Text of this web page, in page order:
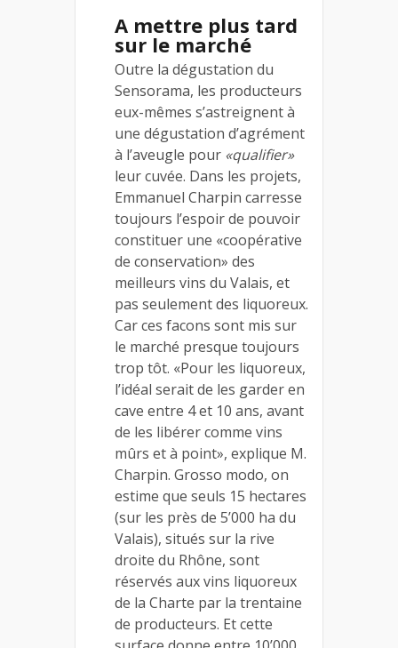
A mettre plus tard
sur le marché
Outre la dégustation du
Sensorama, les producteurs
eux-mêmes s’astreignent à
une dégustation d’agrément
à l’aveugle pour «qualifier»
leur cuvée. Dans les projets,
Emmanuel Charpin carresse
toujours l’espoir de pouvoir
constituer une «coopérative
de conservation» des
meilleurs vins du Valais, et
pas seulement des liquoreux.
Car ces facons sont mis sur
le marché presque toujours
trop tôt. «Pour les liquoreux,
l’idéal serait de les garder en
cave entre 4 et 10 ans, avant
de les libérer comme vins
mûrs et à point», explique M.
Charpin. Grosso modo, on
estime que seuls 15 hectares
(sur les près de 5’000 ha du
Valais), situés sur la rive
droite du Rhône, sont
réservés aux vins liquoreux
de la Charte par la trentaine
de producteurs. Et cette